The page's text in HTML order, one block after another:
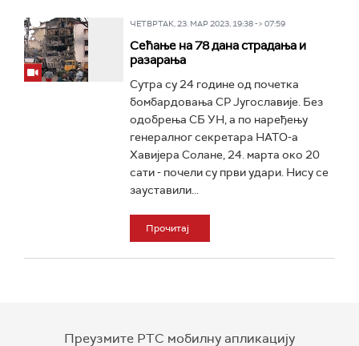
ЧЕТВРТАК, 23. МАР 2023, 19:38 -> 07:59
Сећање на 78 дана страдања и
разарања
Сутра су 24 године од почетка
бомбардовања СР Југославије. Без
одобрења СБ УН, а по наређењу
генералног секретара НАТО-а
Хавијера Солане, 24. марта око 20
сати - почели су први удари. Нису се
зауставили...
Прочитај
Преузмите РТС мобилну апликацију